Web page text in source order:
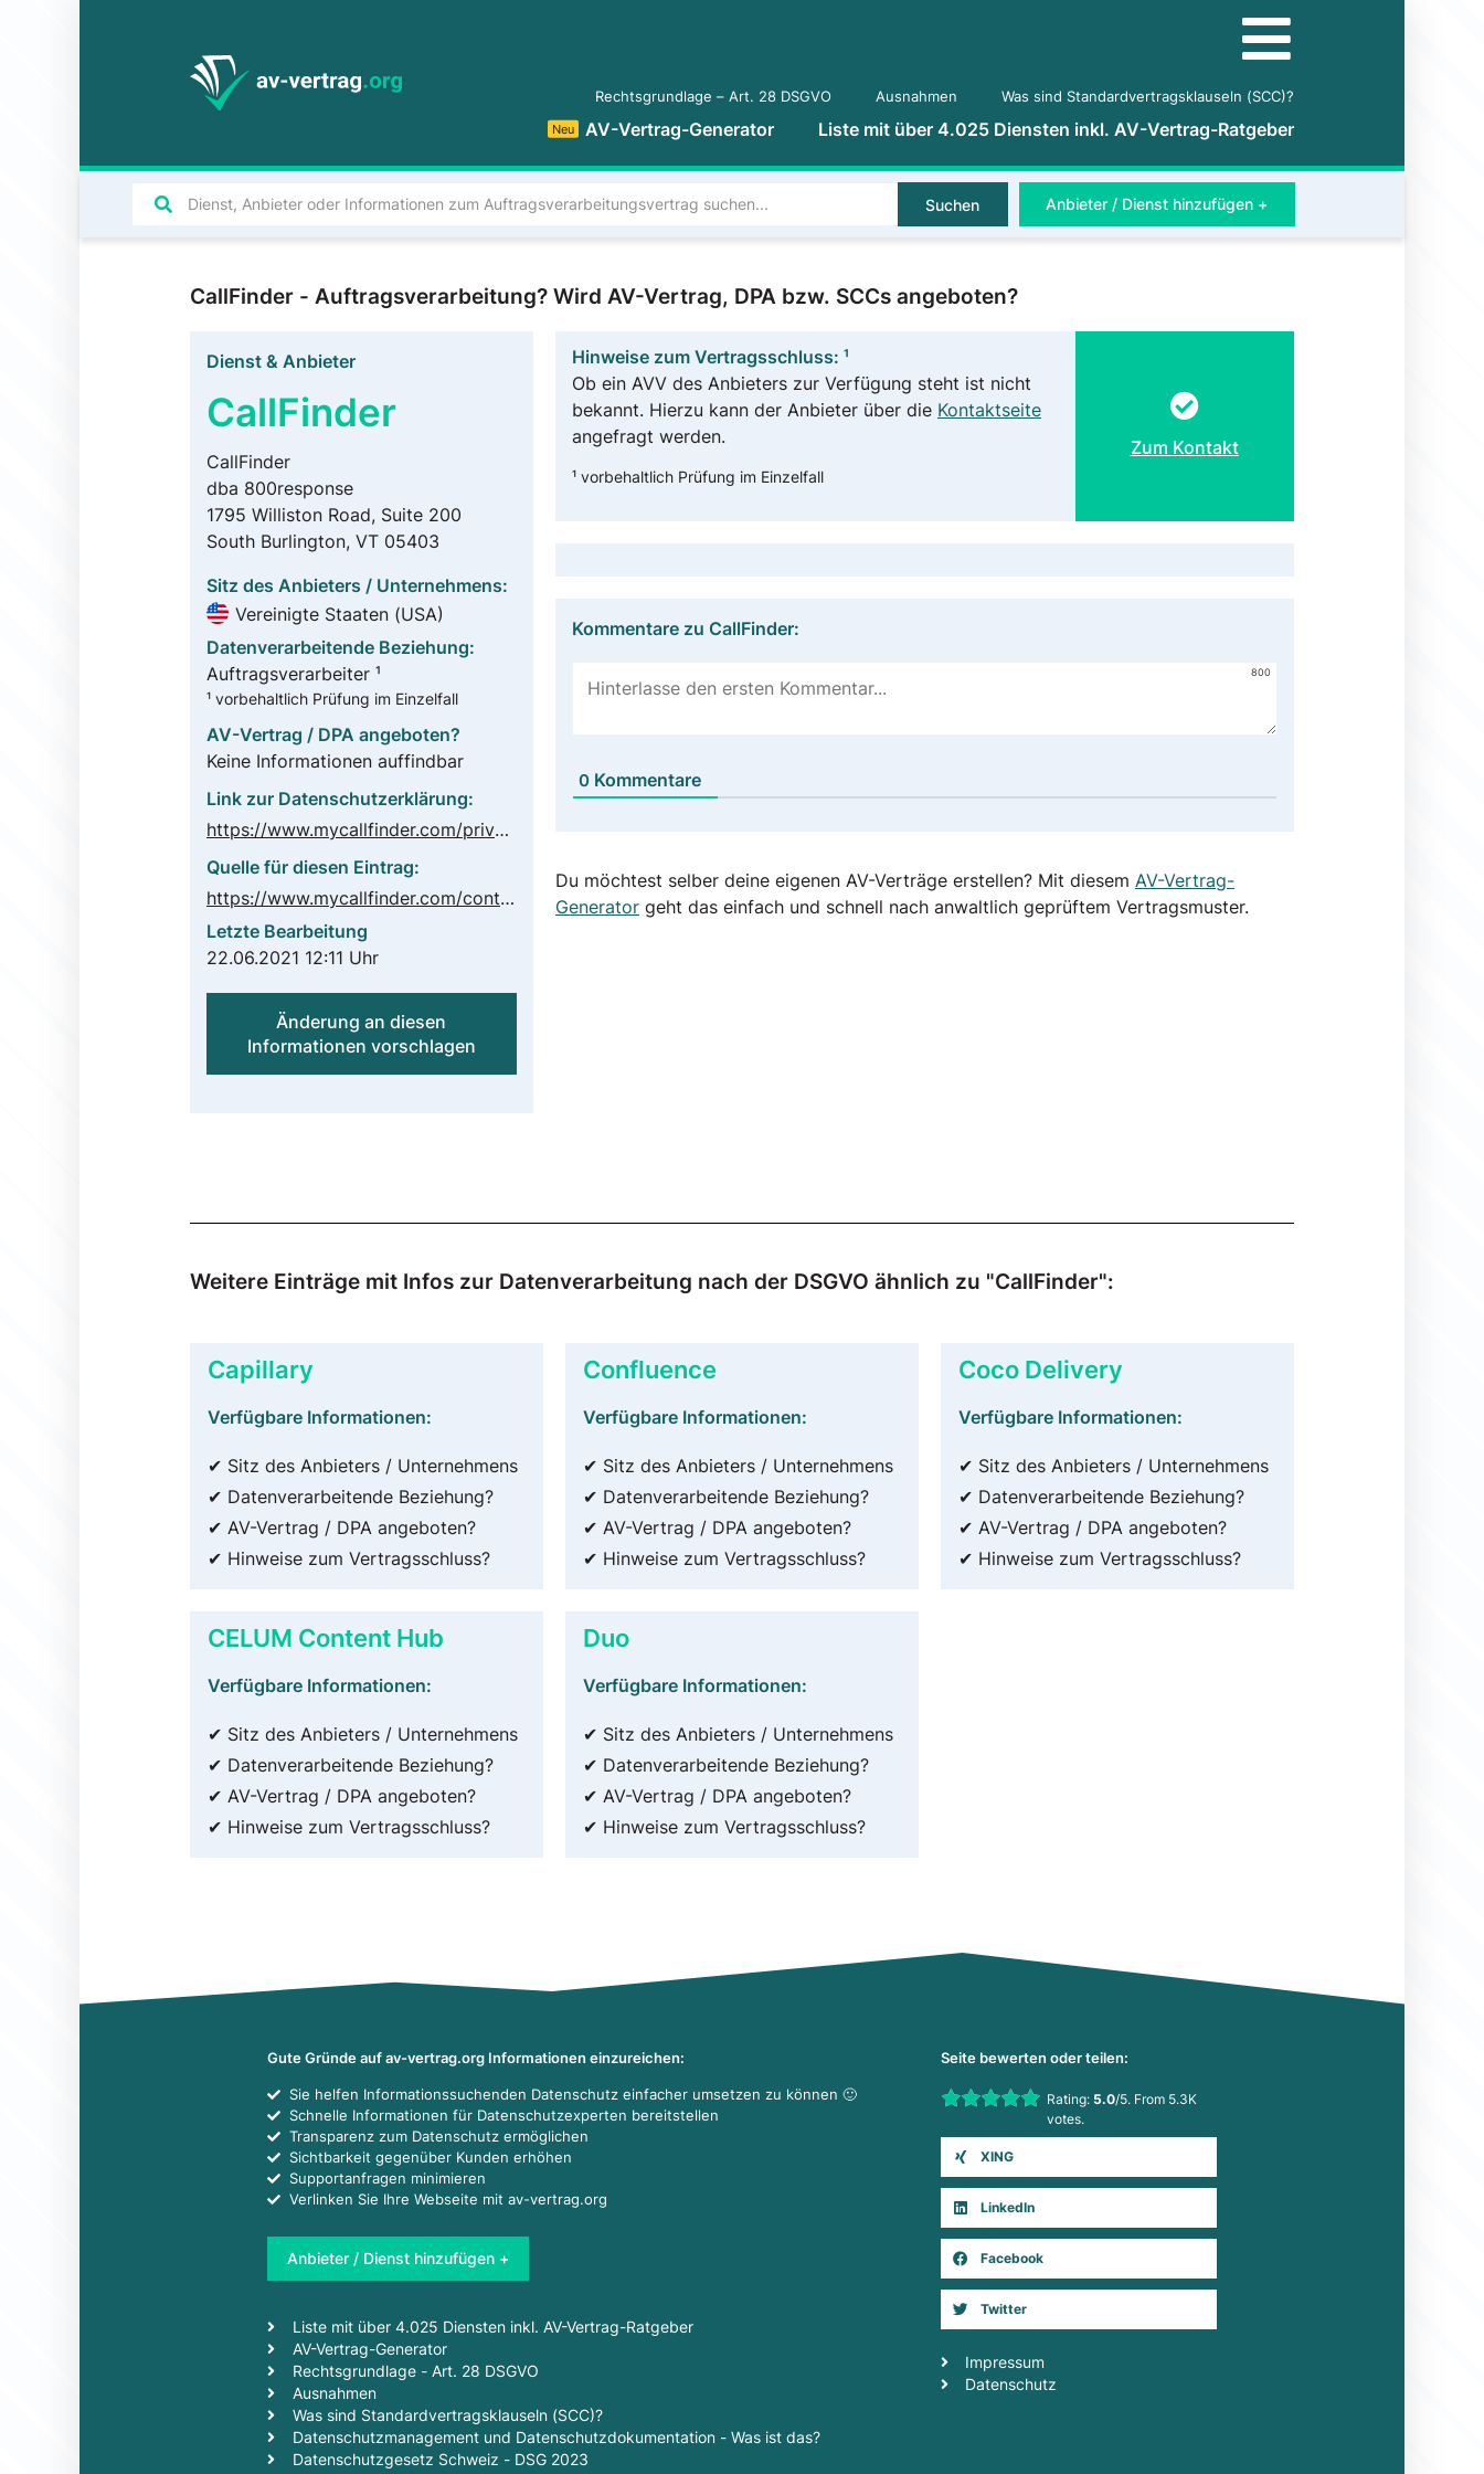
Rechtsgrundlage – Art. 28 DSGVO Ausnahmen Was sind Standardvertragsklauseln (SCC)?
Neu AV-Vertrag-Generator Liste mit über 4.025 Diensten inkl. AV-Vertrag-Ratgeber
Suchen Anbieter / Dienst hinzufügen +
CallFinder - Auftragsverarbeitung? Wird AV-Vertrag, DPA bzw. SCCs angeboten?
Dienst & Anbieter
CallFinder
CallFinder
dba 800response
1795 Williston Road, Suite 200
South Burlington, VT 05403
Sitz des Anbieters / Unternehmens:
Vereinigte Staaten (USA)
Datenverarbeitende Beziehung:
Auftragsverarbeiter ¹
¹ vorbehaltlich Prüfung im Einzelfall
AV-Vertrag / DPA angeboten?
Keine Informationen auffindbar
Link zur Datenschutzerklärung:
https://www.mycallfinder.com/privacy-policy/
Quelle für diesen Eintrag:
https://www.mycallfinder.com/contact-us/
Letzte Bearbeitung
22.06.2021 12:11 Uhr
Änderung an diesen
Informationen vorschlagen
Hinweise zum Vertragsschluss: ¹
Ob ein AVV des Anbieters zur Verfügung steht ist nicht
bekannt. Hierzu kann der Anbieter über die Kontaktseite
angefragt werden.
¹ vorbehaltlich Prüfung im Einzelfall
Zum Kontakt
Kommentare zu CallFinder:
800
0Kommentare
Du möchtest selber deine eigenen AV-Verträge erstellen? Mit diesem AV-Vertrag-
Generatorgeht das einfach und schnell nach anwaltlich geprüftem Vertragsmuster.
Weitere Einträge mit Infos zur Datenverarbeitung nach der DSGVO ähnlich zu "CallFinder":
Capillary
Verfügbare Informationen:
✔ Sitz des Anbieters / Unternehmens
✔ Datenverarbeitende Beziehung?
✔ AV-Vertrag / DPA angeboten?
✔ Hinweise zum Vertragsschluss?
Confluence
Verfügbare Informationen:
✔ Sitz des Anbieters / Unternehmens
✔ Datenverarbeitende Beziehung?
✔ AV-Vertrag / DPA angeboten?
✔ Hinweise zum Vertragsschluss?
Coco Delivery
Verfügbare Informationen:
✔ Sitz des Anbieters / Unternehmens
✔ Datenverarbeitende Beziehung?
✔ AV-Vertrag / DPA angeboten?
✔ Hinweise zum Vertragsschluss?
CELUM Content Hub
Verfügbare Informationen:
✔ Sitz des Anbieters / Unternehmens
✔ Datenverarbeitende Beziehung?
✔ AV-Vertrag / DPA angeboten?
✔ Hinweise zum Vertragsschluss?
Duo
Verfügbare Informationen:
✔ Sitz des Anbieters / Unternehmens
✔ Datenverarbeitende Beziehung?
✔ AV-Vertrag / DPA angeboten?
✔ Hinweise zum Vertragsschluss?
Gute Gründe auf av-vertrag.org Informationen einzureichen:
Sie helfen Informationssuchenden Datenschutz einfacher umsetzen zu können 🙂
Schnelle Informationen für Datenschutzexperten bereitstellen
Transparenz zum Datenschutz ermöglichen
Sichtbarkeit gegenüber Kunden erhöhen
Supportanfragen minimieren
Verlinken Sie Ihre Webseite mit av-vertrag.org
Anbieter / Dienst hinzufügen +
Liste mit über 4.025 Diensten inkl. AV-Vertrag-Ratgeber
AV-Vertrag-Generator
Rechtsgrundlage - Art. 28 DSGVO
Ausnahmen
Was sind Standardvertragsklauseln (SCC)?
Datenschutzmanagement und Datenschutzdokumentation - Was ist das?
Datenschutzgesetz Schweiz - DSG 2023
Seite bewerten oder teilen:
Rate this item:
Submit Rating
Rating: 5.0/5. From 5.3K
votes.
XING
LinkedIn
Facebook
Twitter
Impressum
Datenschutz